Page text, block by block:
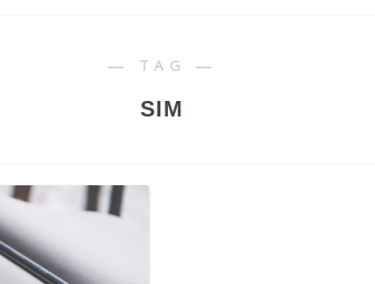
― TAG ―
SIM